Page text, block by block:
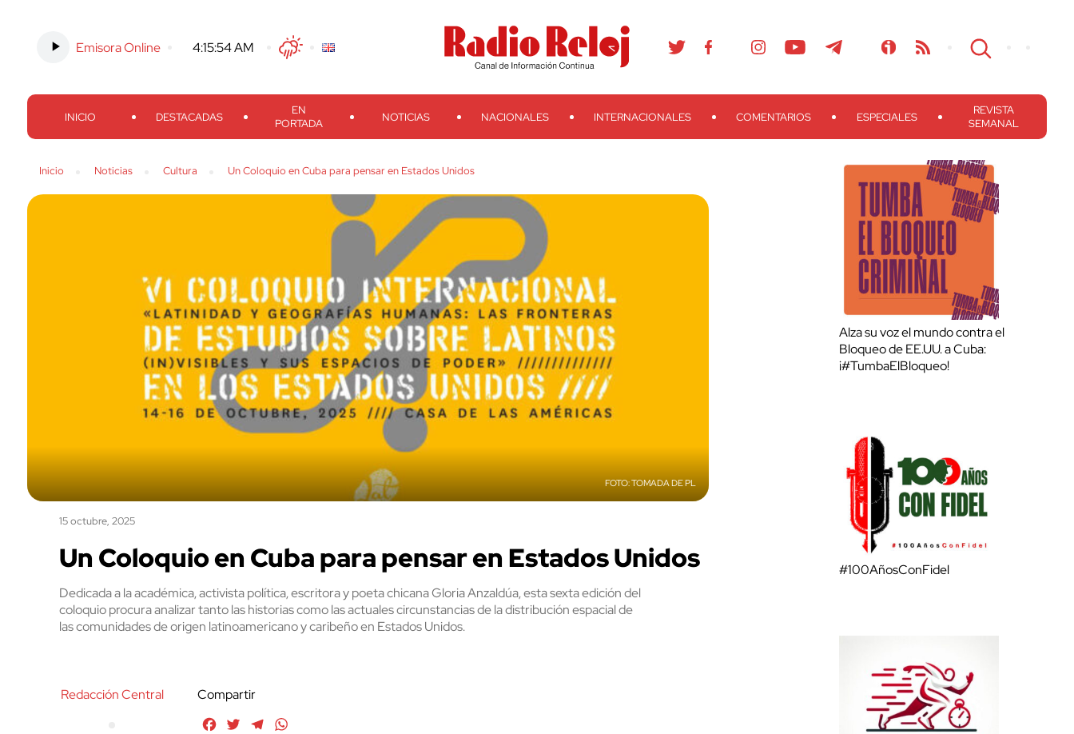
Emisora Online -4:15:54 AM TwitterFacebook
Threads
Instagram TelegramTeveo Ivoox RSS Search
INICIO DESTACADAS
EN
PORTADA
NOTICIAS NACIONALES INTERNACIONALES COMENTARIOS ESPECIALES
REVISTA
SEMANAL
Inicio Noticias Cultura Un Coloquio en Cuba para pensar en Estados Unidos
TOMADA DE PL
15 octubre, 2025
Un Coloquio en Cuba para pensar en Estados Unidos
Dedicada a la académica, activista política, escritora y poeta chicana Gloria Anzaldúa, esta sexta edición del
coloquio procura analizar tanto las historias como las actuales circunstancias de la distribución espacial de
las comunidades de origen latinoamericano y caribeño en Estados Unidos.
Redacción Central
Compartir
FacebookTwitterTelegram
Alza su voz el mundo contra el
Bloqueo de EE.UU. a Cuba:
¡#TumbaElBloqueo!
#100AñosConFidel